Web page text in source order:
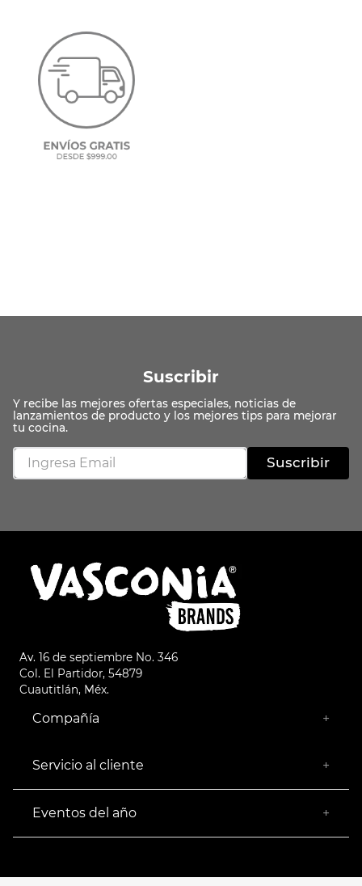
Suscribir
Suscribir
Av. 16 de septiembre No. 346
Col. El Partidor, 54879
Cuautitlán, Méx.
Compañía +
Empresa Socialmente Responsable
Servicio al cliente +
Facturación
Devoluciones
Eventos del año +
Buen Fin